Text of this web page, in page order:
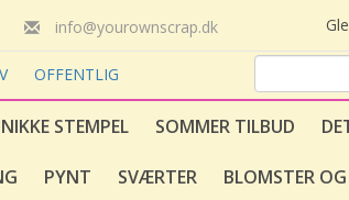
info@yourownscrap.dk
OFFENTLIG
STEMPEL SOMMER TILBUD
PYNT SVÆRTER BLOMSTER